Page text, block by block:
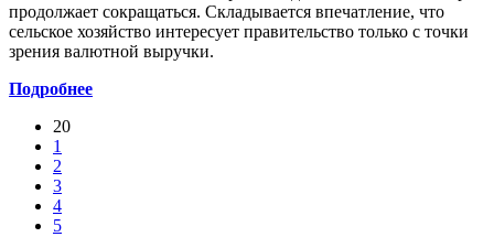
продолжает сокращаться. Складывается впечатление, что
сельское хозяйство интересует правительство только с точки
зрения валютной выручки.
Подробнее
20
1
2
3
4
5